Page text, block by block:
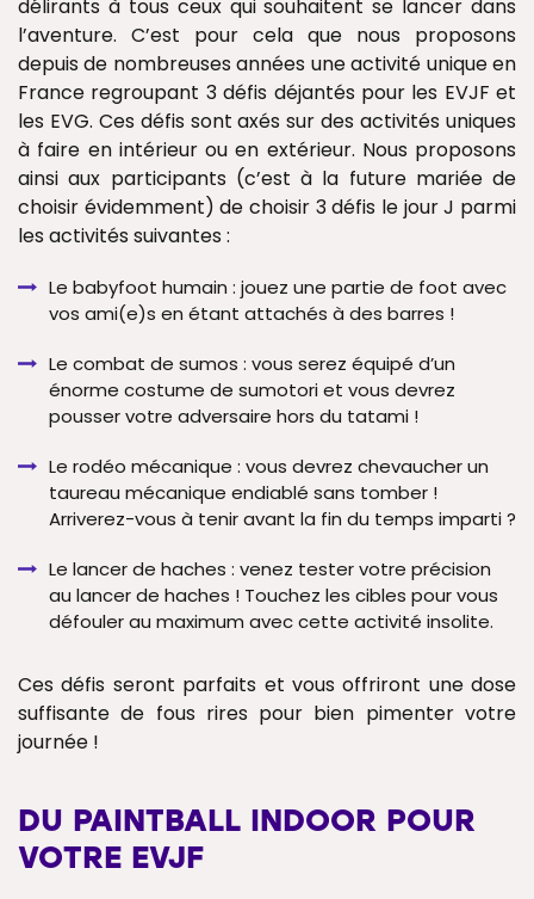
délirants à tous ceux qui souhaitent se lancer dans
l’aventure. C’est pour cela que nous proposons
depuis de nombreuses années une activité unique en
France regroupant 3 défis déjantés pour les EVJF et
les EVG. Ces défis sont axés sur des activités uniques
à faire en intérieur ou en extérieur. Nous proposons
ainsi aux participants (c’est à la future mariée de
choisir évidemment) de choisir 3 défis le jour J parmi
les activités suivantes :
Le babyfoot humain : jouez une partie de foot avec
vos ami(e)s en étant attachés à des barres !
Le combat de sumos : vous serez équipé d’un
énorme costume de sumotori et vous devrez
pousser votre adversaire hors du tatami !
Le rodéo mécanique : vous devrez chevaucher un
taureau mécanique endiablé sans tomber !
Arriverez-vous à tenir avant la fin du temps imparti ?
Le lancer de haches : venez tester votre précision
au lancer de haches ! Touchez les cibles pour vous
défouler au maximum avec cette activité insolite.
Ces défis seront parfaits et vous offriront une dose
suffisante de fous rires pour bien pimenter votre
journée !
DU PAINTBALL INDOOR POUR
VOTRE EVJF